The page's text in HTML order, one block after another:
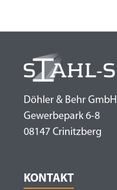
Döhler & Behr GmbH
Gewerbepark 6-8
08147 Crinitzberg
KONTAKT